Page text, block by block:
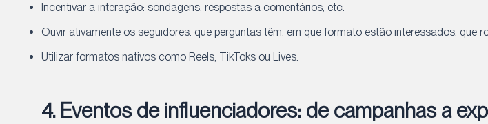
Incentivar a interação: sondagens, respostas a comentários, etc.
Ouvir ativamente os seguidores: que perguntas têm, em que formato estão interessados, que
Utilizar formatos nativos como Reels, TikToks ou Lives.
4. Eventos de influenciadores: de campanhas a